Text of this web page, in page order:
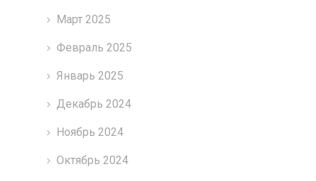
Март 2025
Февраль 2025
Январь 2025
Декабрь 2024
Ноябрь 2024
Октябрь 2024